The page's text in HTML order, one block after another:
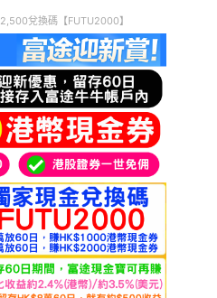
兌換碼【FUTU2000】